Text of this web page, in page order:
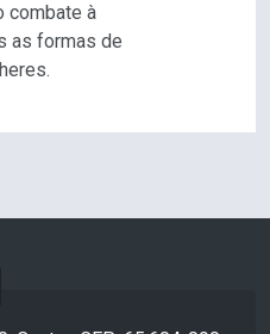
combate à
as formas de